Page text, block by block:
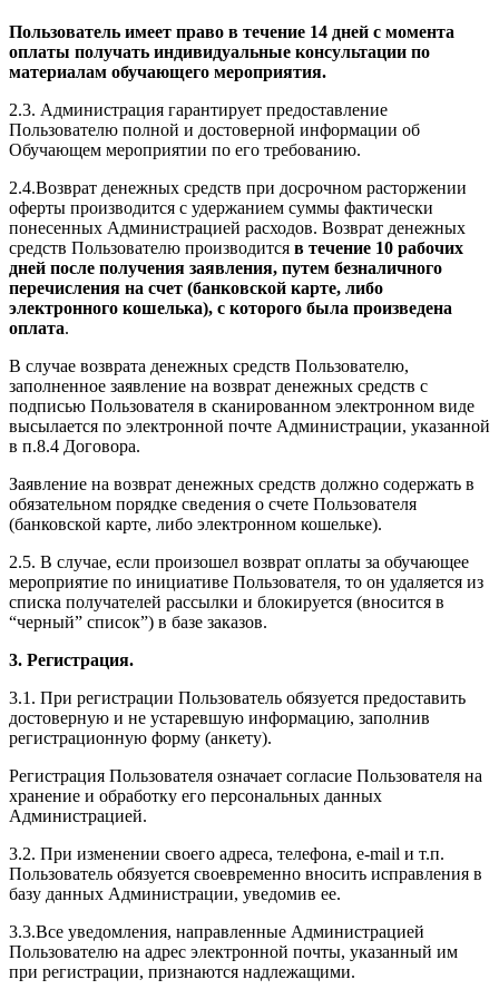
Пользователь имеет право в течение 14 дней с момента
оплаты получать индивидуальные консультации по
материалам обучающего мероприятия.
2.3. Администрация гарантирует предоставление
Пользователю полной и достоверной информации об
Обучающем мероприятии по его требованию.
2.4.Возврат денежных средств при досрочном расторжении
оферты производится с удержанием суммы фактически
понесенных Администрацией расходов. Возврат денежных
средств Пользователю производится в течение 10 рабочих
дней после получения заявления, путем безналичного
перечисления на счет (банковской карте, либо
электронного кошелька), с которого была произведена
оплата.
В случае возврата денежных средств Пользователю,
заполненное заявление на возврат денежных средств с
подписью Пользователя в сканированном электронном виде
высылается по электронной почте Администрации, указанной
в п.8.4 Договора.
Заявление на возврат денежных средств должно содержать в
обязательном порядке сведения о счете Пользователя
(банковской карте, либо электронном кошельке).
2.5. В случае, если произошел возврат оплаты за обучающее
мероприятие по инициативе Пользователя, то он удаляется из
списка получателей рассылки и блокируется (вносится в
“черный” список”) в базе заказов.
3. Регистрация.
3.1. При регистрации Пользователь обязуется предоставить
достоверную и не устаревшую информацию, заполнив
регистрационную форму (анкету).
Регистрация Пользователя означает согласие Пользователя на
хранение и обработку его персональных данных
Администрацией.
3.2. При изменении своего адреса, телефона, e-mail и т.п.
Пользователь обязуется своевременно вносить исправления в
базу данных Администрации, уведомив ее.
3.3.Все уведомления, направленные Администрацией
Пользователю на адрес электронной почты, указанный им
при регистрации, признаются надлежащими.